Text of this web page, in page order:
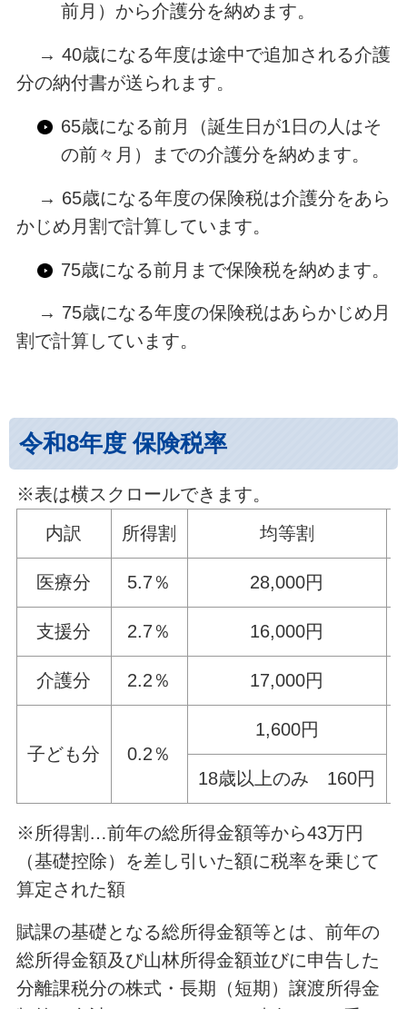
前月）から介護分を納めます。
→ 40歳になる年度は途中で追加される介護
分の納付書が送られます。
65歳になる前月（誕生日が1日の人はそ
の前々月）までの介護分を納めます。
→ 65歳になる年度の保険税は介護分をあら
かじめ月割で計算しています。
75歳になる前月まで保険税を納めます。
→ 75歳になる年度の保険税はあらかじめ月
割で計算しています。
令和8年度 保険税率
※表は横スクロールできます。
内訳
所得割 均等割
医療分 5.7％ 28,000円
支援分 2.7％ 16,000円
介護分 2.2％ 17,000円
子ども分 0.2％
1,600円
18歳以上のみ 160円
※所得割…前年の総所得金額等から43万円
（基礎控除）を差し引いた額に税率を乗じて
算定された額
賦課の基礎となる総所得金額等とは、前年の
総所得金額及び山林所得金額並びに申告した
分離課税分の株式・長期（短期）譲渡所得金